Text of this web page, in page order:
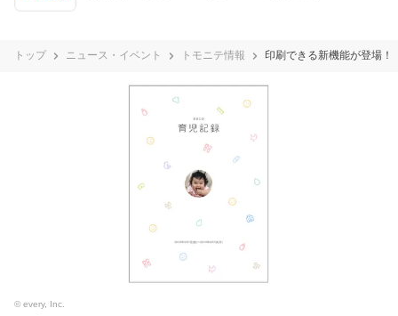
トップ ニュース・イベント トモニテ情報 印刷できる新機能が登場
© every, Inc.